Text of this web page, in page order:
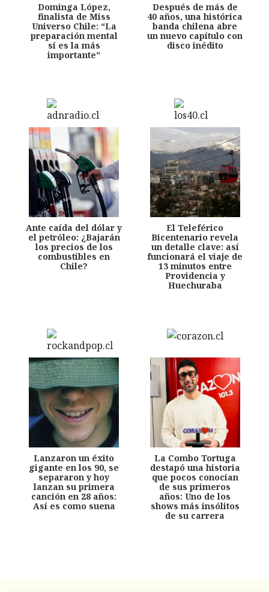
Dominga López,
finalista de Miss
Universo Chile: “La
preparación mental
sí es la más
importante”
Después de más de
40 años, una histórica
banda chilena abre
un nuevo capítulo con
disco inédito
Ante caída del dólar y
el petróleo: ¿Bajarán
los precios de los
combustibles en
Chile?
El Teleférico
Bicentenario revela
un detalle clave: así
funcionará el viaje de
13 minutos entre
Providencia y
Huechuraba
Lanzaron un éxito
gigante en los 90, se
separaron y hoy
lanzan su primera
canción en 28 años:
Así es como suena
La Combo Tortuga
destapó una historia
que pocos conocían
de sus primeros
años: Uno de los
shows más insólitos
de su carrera